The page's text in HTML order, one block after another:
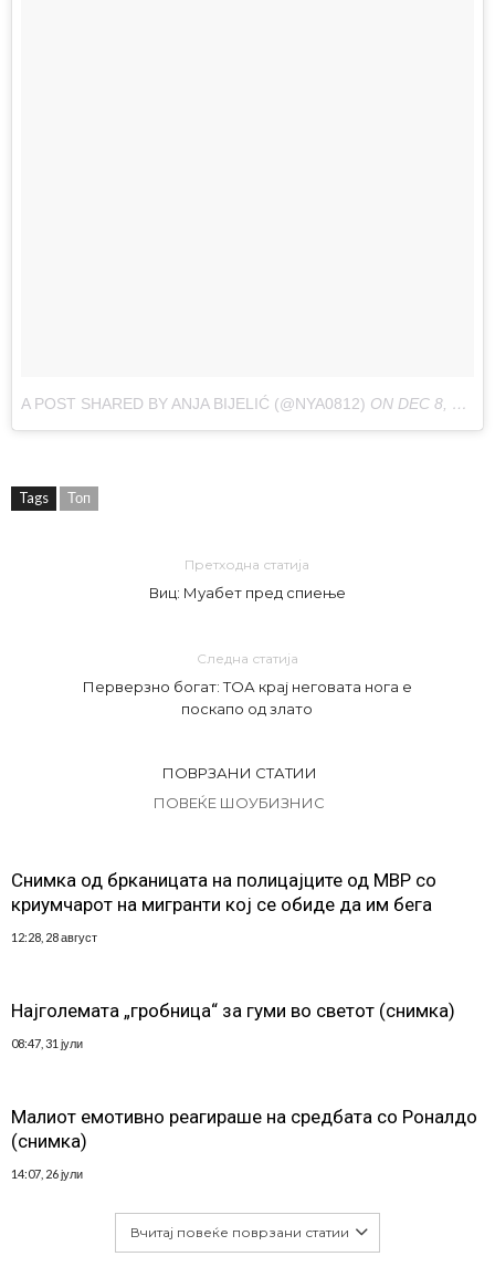
A POST SHARED BY ANJA BIJELIĆ (@NYA0812) ON DEC 8, 2015 AT 9:38AM PST
Tags Топ
Претходна статија
Виц: Муабет пред спиење
Следна статија
Перверзно богат: ТОА крај неговата нога е
поскапо од злато
ПОВРЗАНИ СТАТИИ
ПОВЕЌЕ ШОУБИЗНИС
Снимка од брканицата на полицајците од МВР со
криумчарот на мигранти кој се обиде да им бега
12:28, 28 август
Најголемата „гробница“ за гуми во светот (снимка)
08:47, 31 јули
Малиот емотивно реагираше на средбата со Роналдо
(снимка)
14:07, 26 јули
Вчитај повеќе поврзани статии